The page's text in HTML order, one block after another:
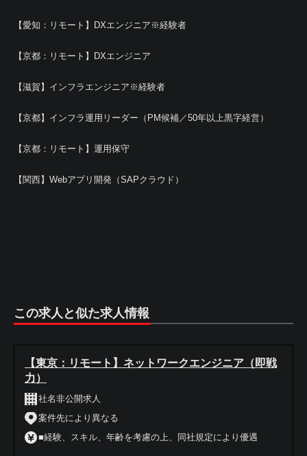
【愛知：リモート】DXエンジニア※経験者
【京都：リモート】DXエンジニア
【滋賀】インフラエンジニア※経験者
【京都】インフラ運用リーダー（PM候補／50年以上黒字経営）
【京都：リモート】運用保守
【関西】Webアプリ開発（SAPクラウド）
この求人と似た求人情報
【東京：リモート】ネットワークエンジニア（即戦
力）
社名非公開求人
案件先により異なる
■経験、スキル、年齢を考慮の上、同社規定により優遇